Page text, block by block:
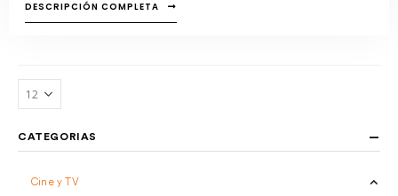
DESCRIPCIÓN COMPLETA
CATEGORIAS
Cine y TV